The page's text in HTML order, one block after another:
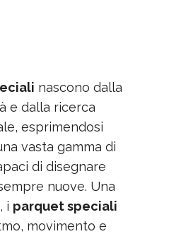
nascono dalla
e dalla ricerca
esprimendosi
vasta gamma di
di disegnare
nuove. Una
i parquet speciali
movimento e